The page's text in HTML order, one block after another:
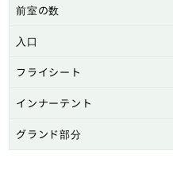
前室の数
入口
フライシート
インナーテント
グランド部分